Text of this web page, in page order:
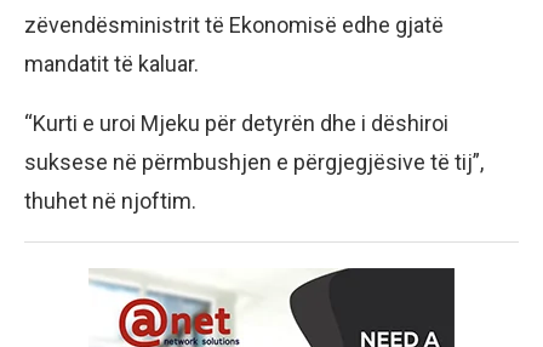
zëvendësministrit të Ekonomisë edhe gjatë
mandatit të kaluar.
“Kurti e uroi Mjeku për detyrën dhe i dëshiroi
suksese në përmbushjen e përgjegjësive të tij”,
thuhet në njoftim.